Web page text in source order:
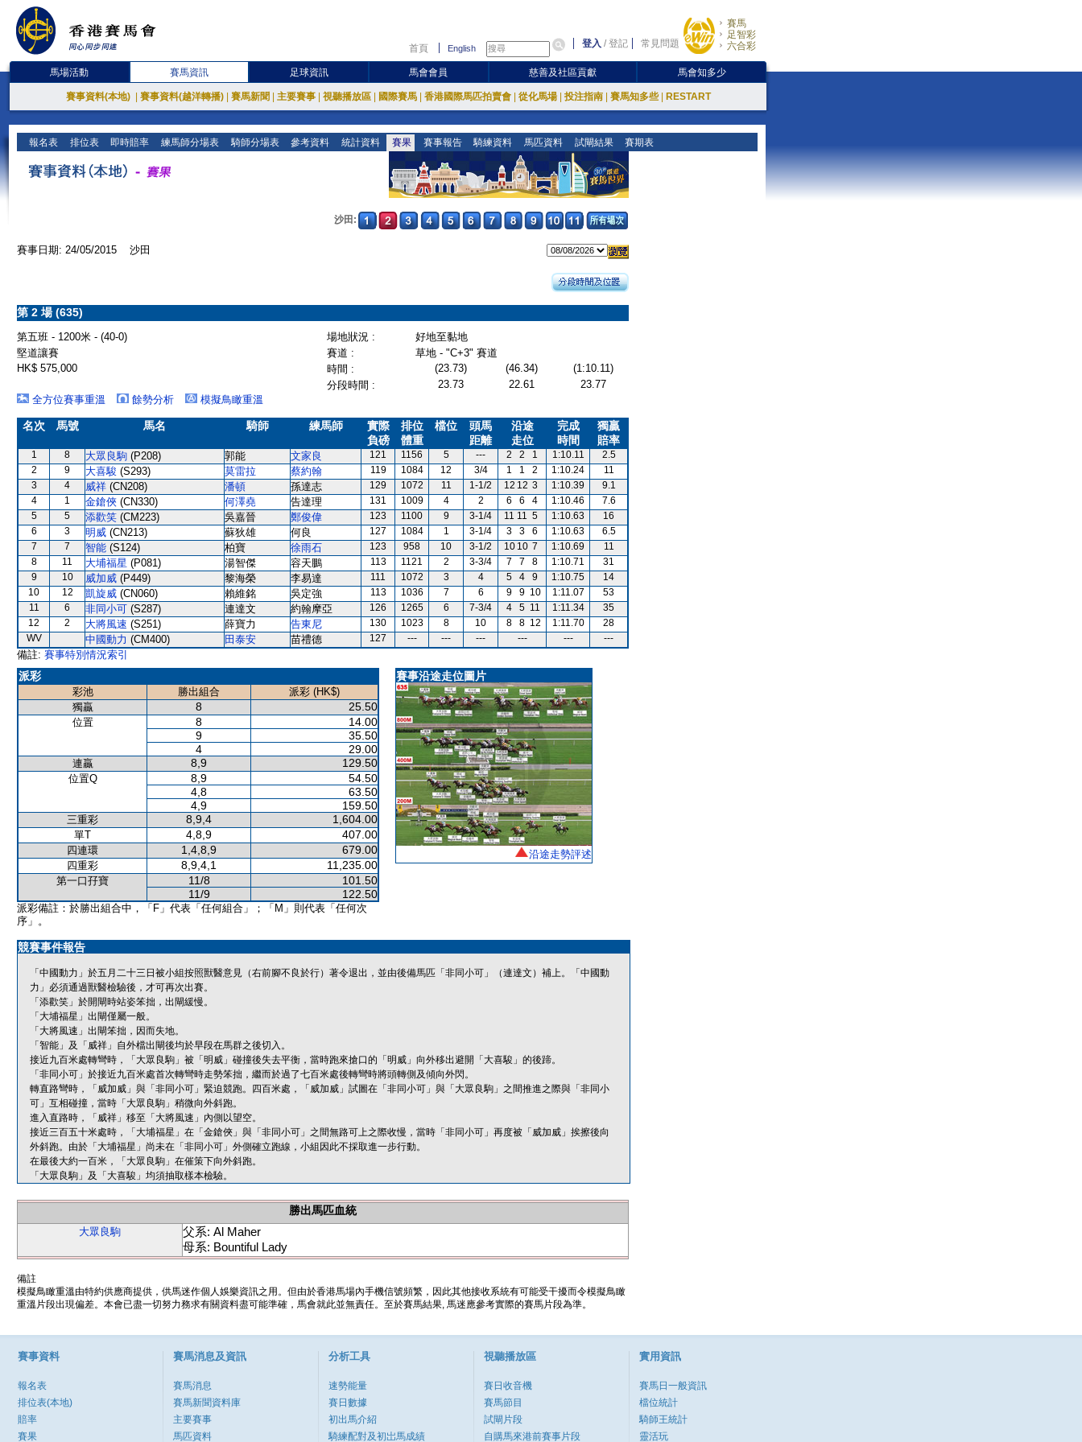
首頁 English 登入 /登記 常見問題
賽馬
足智彩
六合彩
馬場活動 賽馬資訊 足球資訊 馬會會員 慈善及社區貢獻 馬會知多少
賽事資料(本地) 賽事資料(越洋轉播) 賽馬新聞 主要賽事 視聽播放區 國際賽馬 香港國際馬匹拍賣會 從化馬場 投注指南 賽馬知多些 RESTART
報名表 排位表 即時賠率 練馬師分場表 騎師分場表 參考資料 統計資料 賽果 賽事報告 騎練資料 馬匹資料 試閘結果 賽期表
沙田:
賽事日期: 24/05/2015 沙田
第 2 場 (635)
第五班 - 1200米 - (40-0) 場地狀況 :
好地至黏地
堅道讓賽
賽道 :
草地 - "C+3" 賽道
HK$ 575,000
時間 : (23.73) (46.34)
(1:10.11)
分段時間 :
23.73 22.61
23.77
全方位賽事重溫
餘勢分析 模擬鳥瞰重溫
名次 馬號 馬名 騎師 練馬師
實際
負磅
排位
體重
檔位
頭馬
距離
沿途
走位
完成
時間
獨贏
賠率
1 8 大眾良駒 (P208) 郭能 文家良 121 1156 5 --- 2 2 1 1:10.11
2.5
2
9 大喜駿 (S293) 莫雷拉 蔡約翰 119 1084 12 3/4 1 1 2 1:10.24
11
3
4 威祥 (CN208) 潘頓 孫達志 129 1072 11 1-1/2 12 12 3 1:10.39
9.1
4
1 金鎗俠 (CN330) 何澤堯 告達理 131 1009 4 2 6 6 4 1:10.46
7.6
5
5 添歡笑 (CM223) 吳嘉晉 鄭俊偉 123 1100 9 3-1/4 11 11 5 1:10.63
16
6
3 明威 (CN213) 蘇狄雄 何良 127 1084 1 3-1/4 3 3 6 1:10.63
6.5
7
7 智能 (S124) 柏寶 徐雨石 123 958 10 3-1/2 10 10 7 1:10.69
11
8
11 大埔福星 (P081) 湯智傑 容天鵬 113 1121 2 3-3/4 7 7 8 1:10.71
31
9
10 威加威 (P449) 黎海榮 李易達 111 1072 3 4 5 4 9 1:10.75
14
10
12 凱旋威 (CN060) 賴維銘 吳定強 113 1036 7 6 9 9 10 1:11.07
53
11
6 非同小可 (S287) 連達文 約翰摩亞 126 1265 6 7-3/4 4 5 11 1:11.34
35
12
2 大將風速 (S251) 薛寶力 告東尼 130 1023 8 10 8 8 12 1:11.70
28
WV
中國動力 (CM400) 田泰安 苗禮德 127 --- --- --- --- --- ---
備註: 賽事特別情況索引
派彩
彩池 勝出組合
派彩 (HK$)
獨贏
8 25.50
位置 8
14.00
9
35.50
4
29.00
連贏 8,9 129.50
位置Q 8,9
54.50
4,8
63.50
4,9
159.50
三重彩 8,9,4 1,604.00
單T 4,8,9 407.00
四連環 1,4,8,9 679.00
四重彩 8,9,4,1 11,235.00
第一口孖寶 11/8
101.50
11/9
122.50
派彩備註：於勝出組合中，「F」代表「任何組合」；「M」則代表「任何次
序」。
賽事沿途走位圖片
沿途走勢評述
競賽事件報告
「中國動力」於五月二十三日被小組按照獸醫意見（右前腳不良於行）著令退出，並由後備馬匹「非同小可」（連達文）補上。「中國動
力」必須通過獸醫檢驗後，才可再次出賽。
「添歡笑」於開閘時站姿笨拙，出閘緩慢。
「大埔福星」出閘僅屬一般。
「大將風速」出閘笨拙，因而失地。
「智能」及「威祥」自外檔出閘後均於早段在馬群之後切入。
接近九百米處轉彎時，「大眾良駒」被「明威」碰撞後失去平衡，當時跑來搶口的「明威」向外移出避開「大喜駿」的後蹄。
「非同小可」於接近九百米處首次轉彎時走勢笨拙，繼而於過了七百米處後轉彎時將頭轉側及傾向外閃。
轉直路彎時，「威加威」與「非同小可」緊迫競跑。四百米處，「威加威」試圖在「非同小可」與「大眾良駒」之間推進之際與「非同小
可」互相碰撞，當時「大眾良駒」稍微向外斜跑。
進入直路時，「威祥」移至「大將風速」內側以望空。
接近三百五十米處時，「大埔福星」在「金鎗俠」與「非同小可」之間無路可上之際收慢，當時「非同小可」再度被「威加威」挨擦後向
外斜跑。由於「大埔福星」尚未在「非同小可」外側確立跑線，小組因此不採取進一步行動。
在最後大約一百米，「大眾良駒」在催策下向外斜跑。
「大眾良駒」及「大喜駿」均須抽取樣本檢驗。
勝出馬匹血統
大眾良駒
父系: Al Maher
母系: Bountiful Lady
備註
模擬鳥瞰重溫由特約供應商提供，供馬迷作個人娛樂資訊之用。但由於香港馬場內手機信號頻繁，因此其他接收系統有可能受干擾而令模擬鳥瞰
重溫片段出現偏差。本會已盡一切努力務求有關資料盡可能準確，馬會就此並無責任。至於賽馬結果, 馬迷應參考實際的賽馬片段為準。
賽事資料
報名表
排位表(本地)
賠率
賽果
賽馬消息及資訊
賽馬消息
賽馬新聞資料庫
主要賽事
馬匹資料
分析工具
速勢能量
賽日數據
初出馬介紹
騎練配對及初岀馬成績
視聽播放區
賽日收音機
賽馬節目
試閘片段
自購馬來港前賽事片段
實用資訊
賽馬日一般資訊
檔位統計
騎師王統計
靈活玩